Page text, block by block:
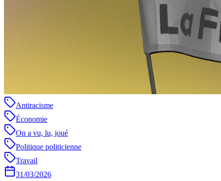
Antiracisme
Économie
On a vu, lu, joué
Politique politicienne
Travail
31/03/2026